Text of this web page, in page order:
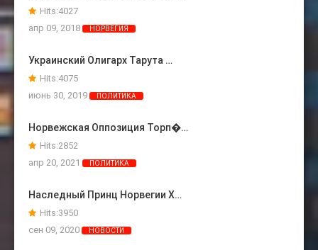
Hits:4027
апр 09, 2018
НОРВЕГИЯ
Украинский Олигарх Тарута …
Hits:4075
июнь 30, 2019
ПОЛИТИКА
Норвежская Оппозиция Торп�…
Hits:2852
апр 20, 2021
ПОЛИТИКА
Наследный Принц Норвегии Х…
Hits:3950
сен 09, 2020
НОВОСТИ